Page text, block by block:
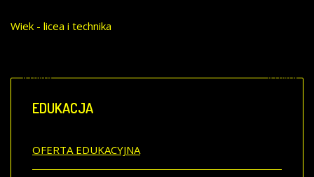
Wiek - licea i technika
artykuł
artykuł
EDUKACJA
OFERTA EDUKACYJNA